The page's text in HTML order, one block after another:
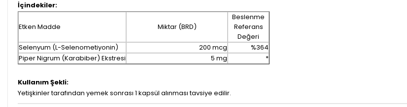
İçindekiler:
Etken Madde Miktar (BRD)
Beslenme
Referans
Değeri
Selenyum (L-Selenometiyonin)
200 mcg
%364
Piper Nigrum (Karabiber) Ekstresi
5 mg *
Kullanım Şekli:
Yetişkinler tarafından yemek sonrası 1 kapsül alınması tavsiye edilir.